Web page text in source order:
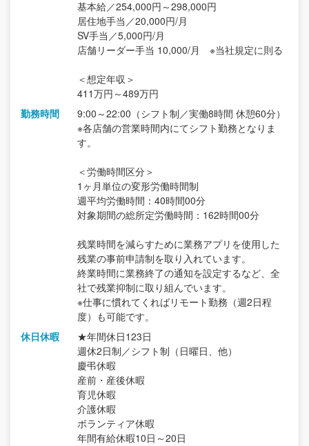
基本給／254,000円～298,000円
居住地手当／20,000円/月
SV手当／5,000円/月
店舗リーダー手当 10,000/月 ※当社規定に則る
＜想定年収＞
411万円～489万円
勤務時間
9:00～22:00（シフト制／実働8時間 休憩60分）
※各店舗の営業時間内にてシフト勤務となりま
す。
＜労働時間区分＞
1ヶ月単位の変形労働時間制
週平均労働時間：40時間00分
対象期間の総所定労働時間：162時間00分
残業時間を減らすために業務アプリを使用した
残業の事前申請制を取り入れています。
終業時間に業務終了の通知を設定するなど、全
社で残業抑制に取り組んでいます。
※仕事に慣れてくればリモート勤務（週2日程
度）も可能です。
休日休暇
★年間休日123日
週休2日制／シフト制（日曜日、他）
慶弔休暇
産前・産後休暇
育児休暇
介護休暇
ボランティア休暇
年間有給休暇10日～20日